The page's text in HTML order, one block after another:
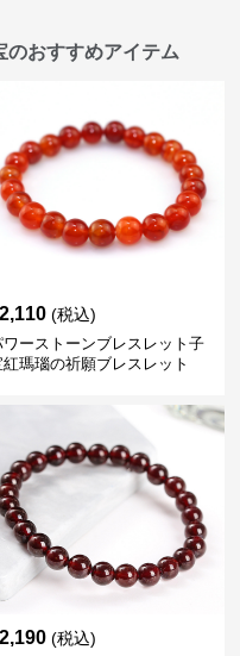
のおすすめアイテム
(税込)
ワーストーンブレスレット子
紅瑪瑙の祈願ブレスレット
(税込)